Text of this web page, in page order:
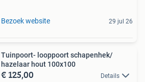
Bezoek website 29 jul 26
Tuinpoort- looppoort schapenhek/
hazelaar hout 100x100
€ 125,00 Details